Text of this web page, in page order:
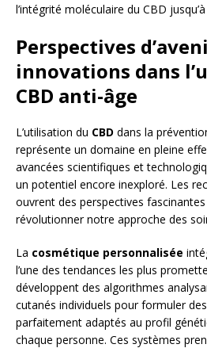
l’intégrité moléculaire du CBD
Perspectives
innovations dans
CBD anti-âge
L’utilisation du CBD dans la
représente un domaine en pleine
avancées scientifiques et
un potentiel encore inexploré. Les
ouvrent des perspectives
révolutionner notre approche des
La cosmétique personnalisée
l’une des tendances les plus
développent des algorithmes
cutanés individuels pour formuler
parfaitement adaptés au profil
chaque personne. Ces systèmes